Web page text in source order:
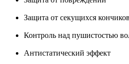
Защита от секущихся кончиков
Контроль над пушистостью
Антистатический эффект